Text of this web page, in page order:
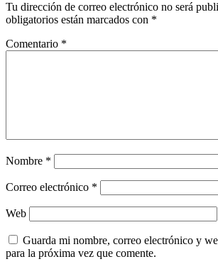
Tu dirección de correo electrónico no será
obligatorios están marcados con *
Comentario *
Nombre *
Correo electrónico *
Web
Guarda mi nombre, correo electrónico y
para la próxima vez que comente.